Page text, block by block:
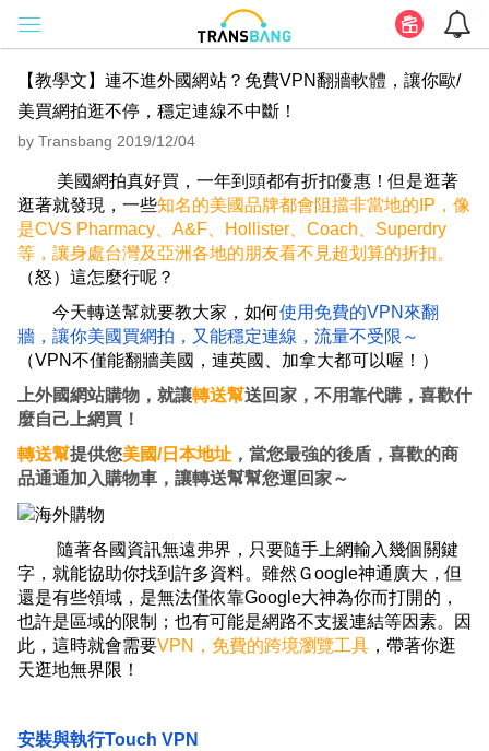
【教學文】連不進外國網站？免費VPN翻牆軟體，讓你歐/
美買網拍逛不停，穩定連線不中斷！
by Transbang 2019/12/04
美國網拍真好買，一年到頭都有折扣優惠！但是逛著
逛著就發現，一些知名的美國品牌都會阻擋非當地的IP，像
是CVS Pharmacy、A&F、Hollister、Coach、Superdry
等，讓身處台灣及亞洲各地的朋友看不見超划算的折扣。
（怒）這怎麼行呢？
今天轉送幫就要教大家，如何使用免費的VPN來翻
牆，讓你美國買網拍，又能穩定連線，流量不受限～
（VPN不僅能翻牆美國，連英國、加拿大都可以喔！）
上外國網站購物，就讓轉送幫送回家，不用靠代購，喜歡什
麼自己上網買！
轉送幫提供您美國/日本地址 ，當您最強的後盾，喜歡的商
品通通加入購物車，讓轉送幫幫您運回家～
隨著各國資訊無遠弗界，只要隨手上網輸入幾個關鍵
字，就能協助你找到許多資料。雖然Ｇoogle神通廣大，但
還是有些領域，是無法僅依靠Google大神為你而打開的，
也許是區域的限制；也有可能是網路不支援連結等因素。因
此，這時就會需要VPN，免費的跨境瀏覽工具 ，帶著你逛
天逛地無界限！
安裝與執行Touch VPN